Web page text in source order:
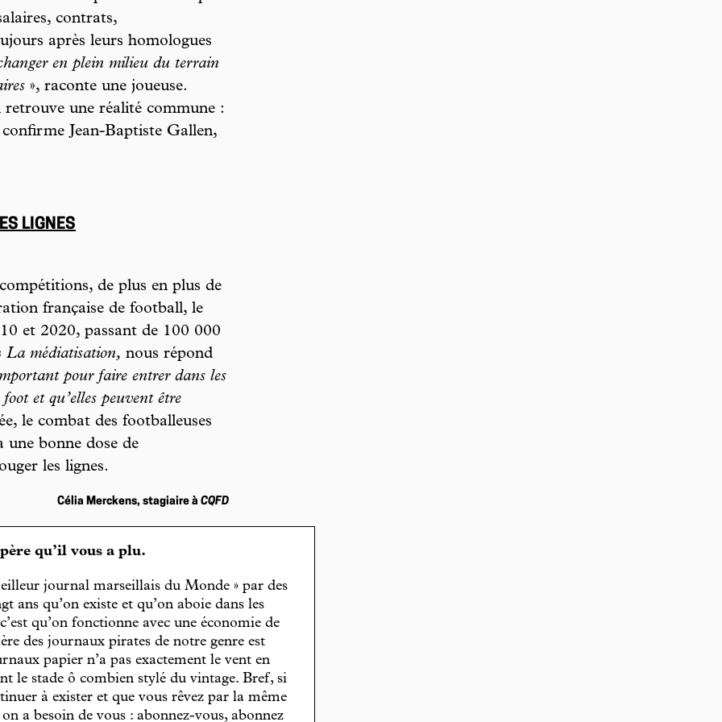
contrats,
après leurs homologues
en plein milieu du terrain
», raconte une joueuse.
une réalité commune :
Jean-Baptiste Gallen,
LIGNES
de plus en plus de
française de football, le
et 2020, passant de 100 000
La médiatisation, nous répond
pour faire entrer dans les
et qu’elles peuvent être
le combat des footballeuses
bonne dose de
les lignes.
Célia Merckens, stagiaire à CQFD
qu’il vous a plu.
journal marseillais du Monde » par des
qu’on existe et qu’on aboie dans les
qu’on fonctionne avec une économie de
des journaux pirates de notre genre est
papier n’a pas exactement le vent en
le stade ô combien stylé du vintage. Bref, si
à exister et que vous rêvez par la même
a besoin de vous : abonnez-vous, abonnez